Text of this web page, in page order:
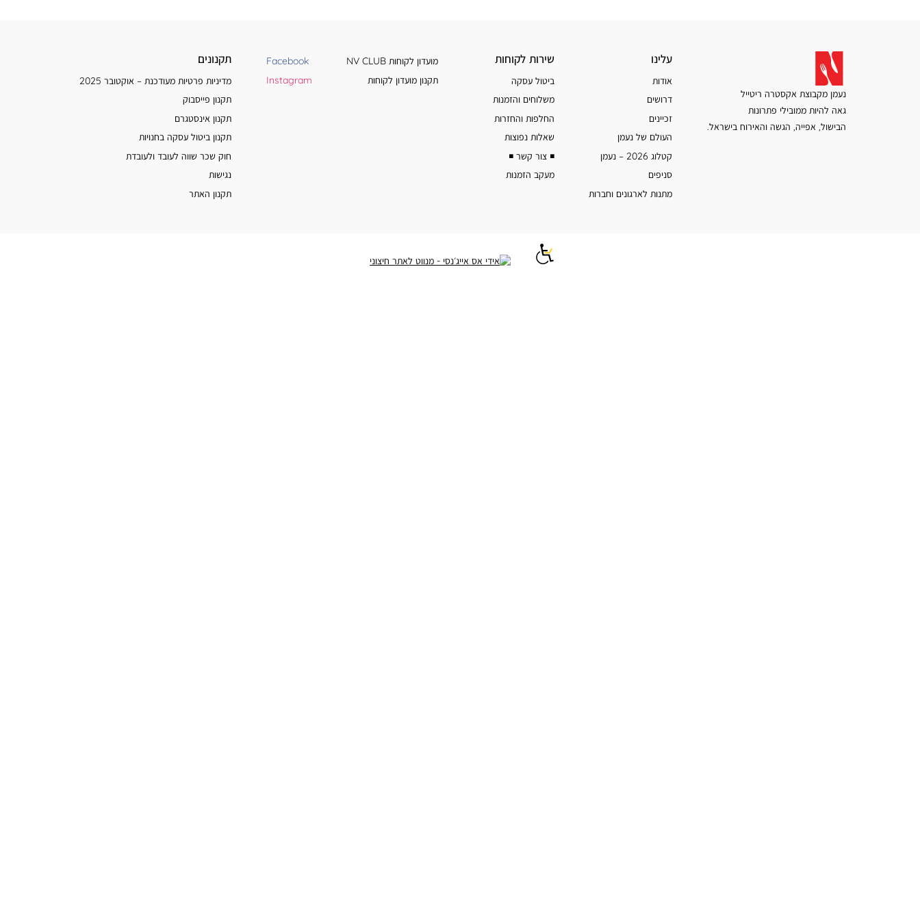
נעמן מקבוצת אקסטרה ריטייל
גאה להיות ממובילי פתרונות
הבישול, אפייה, הגשה והאירוח בישראל.
עלינו
עלינו
אודות
דרושים
זכיינים
העולם של נעמן
קטלוג 2026 – נעמן
סניפים
מתנות לארגונים וחברות
שירות
שירות לקוחות
ביטול עסקה
משלוחים והזמנות
החלפות והחזרות
שאלות נפוצות
◾️ צור קשר ◾️
מעקב הזמנות
מידע
נוסף
מועדון לקוחות NV CLUB
תקנון מועדון לקוחות
Facebook
Instagram
תקנונים
מדיניות פרטיות מעודכנת – אוקטובר 2025
תקנון פייסבוק
תקנון אינסטגרם
תקנון ביטול עסקה בחנויות
חוק שכר שווה לעובד ולעובדת
נגישות
תקנון האתר